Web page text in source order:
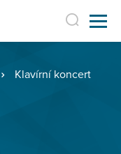
Klavírní koncert